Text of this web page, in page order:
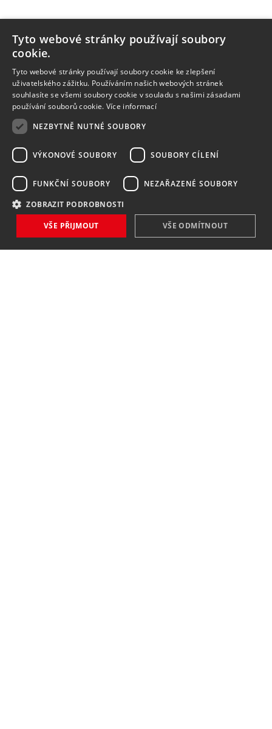
NOVINKY
Tyto webové stránky používají soubory
cookie.
Tyto webové stránky používají soubory cookie ke zlepšení
uživatelského zážitku. Používáním našich webových stránek
souhlasíte se všemi soubory cookie v souladu s našimi zásadami
používání souborů cookie. Více informací
NEZBYTNĚ NUTNÉ SOUBORY
VÝKONOVÉ SOUBORY SOUBORY CÍLENÍ
FUNKČNÍ SOUBORY NEZAŘAZENÉ SOUBORY
ZOBRAZIT PODROBNOSTI
VŠE PŘIJMOUT VŠE ODMÍTNOUT